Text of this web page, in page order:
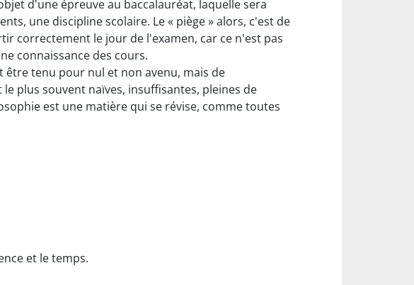
d'une épreuve au baccalauréat, laquelle sera
une discipline scolaire. Le « piège » alors, c'est de
correctement le jour de l'examen, car ce n'est pas
connaissance des cours.
être tenu pour nul et non avenu, mais de
plus souvent naïves, insuffisantes, pleines de
est une matière qui se révise, comme toutes
et le temps.